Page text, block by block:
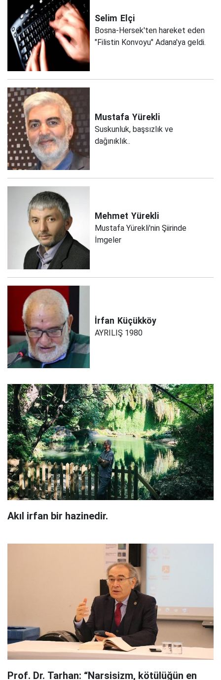
Selim Elçi
Bosna-Hersek'ten hareket eden
"Filistin Konvoyu" Adana'ya geldi.
Mustafa Yürekli
Suskunluk, başsızlık ve
dağınıklık..
Mehmet Yürekli
Mustafa Yürekli'nin Şiirinde
İmgeler
İrfan Küçükköy
AYRILIŞ 1980
Akıl irfan bir hazinedir.
Prof. Dr. Tarhan: “Narsisizm, kötülüğün en